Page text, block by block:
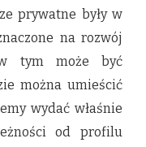
prywatne były w
na rozwój
w tym może być
można umieścić
wydać właśnie
od profilu